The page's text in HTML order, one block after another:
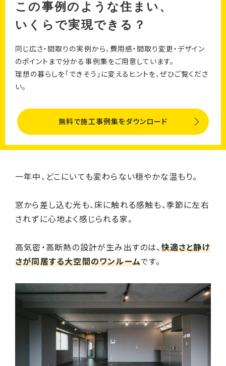
この事例のような住まい、
いくらで実現できる？
同じ広さ・間取りの実例から、費用感・間取り変更・デザイン
のポイントまで分かる事例集をご用意しています。
理想の暮らしを「できそう」に変えるヒントを、ぜひご覧くださ
い。
無料で施工事例集をダウンロード
一年中、どこにいても変わらない穏やかな温もり。
窓から差し込む光も、床に触れる感触も、季節に左右
されずに心地よく感じられる家。
高気密・高断熱の設計が生み出すのは、 快適さと静け
さが同居する大空間のワンルームです。